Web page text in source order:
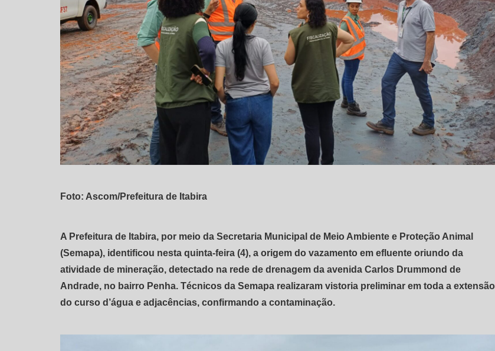
Foto: Ascom/Prefeitura de Itabira
A Prefeitura de Itabira, por meio da Secretaria Municipal de Meio Ambiente e Proteção Animal
(Semapa), identificou nesta quinta-feira (4), a origem do vazamento em efluente oriundo da
atividade de mineração, detectado na rede de drenagem da avenida Carlos Drummond de
Andrade, no bairro Penha. Técnicos da Semapa realizaram vistoria preliminar em toda a extensão
do curso d’água e adjacências, confirmando a contaminação.